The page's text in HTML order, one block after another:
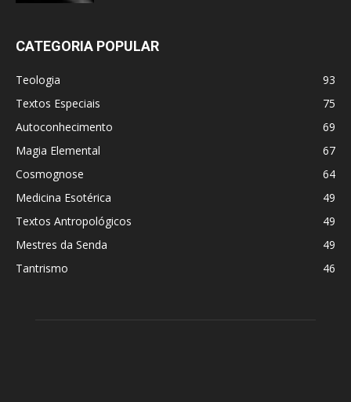
CATEGORIA POPULAR
Teologia
93
Textos Especiais
75
Autoconhecimento
69
Magia Elemental
67
Cosmognose
64
Medicina Esotérica
49
Textos Antropológicos
49
Mestres da Senda
49
Tantrismo
46